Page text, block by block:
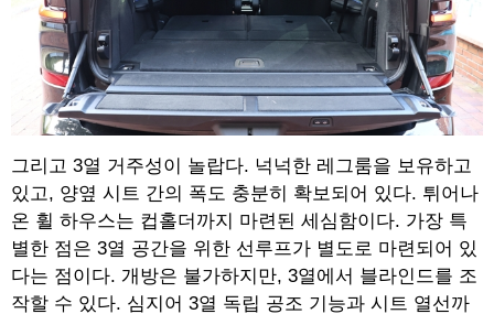
그리고 3열 거주성이 놀랍다. 넉넉한 레그룸을 보유하고
있고, 양옆 시트 간의 폭도 충분히 확보되어 있다. 튀어나
온 휠 하우스는 컵홀더까지 마련된 세심함이다. 가장 특
별한 점은 3열 공간을 위한 선루프가 별도로 마련되어 있
다는 점이다. 개방은 불가하지만, 3열에서 블라인드를 조
작할 수 있다. 심지어 3열 독립 공조 기능과 시트 열선까